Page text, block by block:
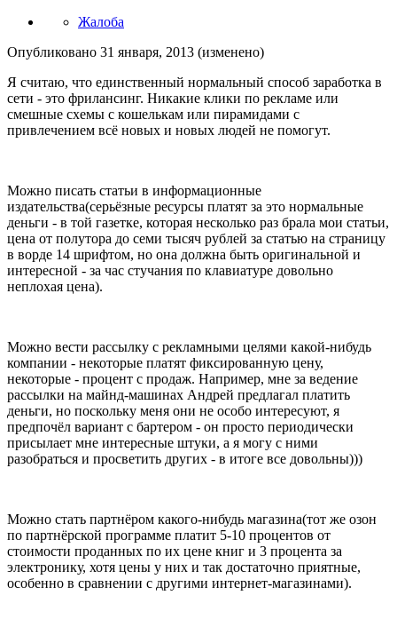
Жалоба
Опубликовано 31 января, 2013 (изменено)
Я считаю, что единственный нормальный способ заработка в
сети - это фрилансинг. Никакие клики по рекламе или
смешные схемы с кошелькам или пирамидами с
привлечением всё новых и новых людей не помогут.
Можно писать статьи в информационные
издательства(серьёзные ресурсы платят за это нормальные
деньги - в той газетке, которая несколько раз брала мои статьи,
цена от полутора до семи тысяч рублей за статью на страницу
в ворде 14 шрифтом, но она должна быть оригинальной и
интересной - за час стучания по клавиатуре довольно
неплохая цена).
Можно вести рассылку с рекламными целями какой-нибудь
компании - некоторые платят фиксированную цену,
некоторые - процент с продаж. Например, мне за ведение
рассылки на майнд-машинах Андрей предлагал платить
деньги, но поскольку меня они не особо интересуют, я
предпочёл вариант с бартером - он просто периодически
присылает мне интересные штуки, а я могу с ними
разобраться и просветить других - в итоге все довольны)))
Можно стать партнёром какого-нибудь магазина(тот же озон
по партнёрской программе платит 5-10 процентов от
стоимости проданных по их цене книг и 3 процента за
электронику, хотя цены у них и так достаточно приятные,
особенно в сравнении с другими интернет-магазинами).